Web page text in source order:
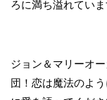
ろに満ち溢れてい
ジョン＆マリーオ
団！恋は魔法のよ